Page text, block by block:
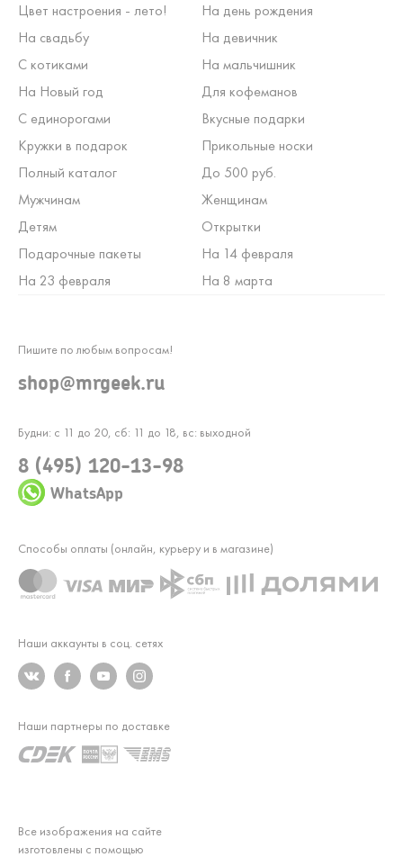
Цвет настроения - лето!
На день рождения
На свадьбу
На девичник
С котиками
На мальчишник
На Новый год
Для кофеманов
С единорогами
Вкусные подарки
Кружки в подарок
Прикольные носки
Полный каталог
До 500 руб.
Мужчинам
Женщинам
Детям
Открытки
Подарочные пакеты
На 14 февраля
На 23 февраля
На 8 марта
Будни: с 11 до 20, сб: 11 до 18, вс: выходной
8 (495) 120-13-98
WhatsApp
Пишите по любым вопросам!
shop@mrgeek.ru
Наши аккаунты в соц. сетях
Все изображения на сайте
изготовлены с помощью
Способы оплаты (онлайн, курьеру и в магазине)
Наши партнеры по доставке